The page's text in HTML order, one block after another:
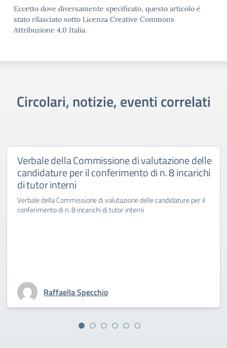
Eccetto dove diversamente specificato, questo articolo è
stato rilasciato sotto Licenza Creative Commons
Attribuzione 4.0 Italia.
Circolari, notizie, eventi correlati
Verbale della Commissione di valutazione delle
candidature per il conferimento di n. 8 incarichi
di tutor interni
Verbale della Commissione di valutazione delle candidature per il
conferimento di n. 8 incarichi di tutor interni
Raffaella Specchio